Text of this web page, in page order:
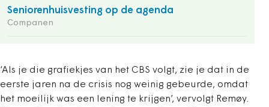
Seniorenhuisvesting op de agenda
Companen
‘Als je die grafiekjes van het CBS volgt, zie je dat in de
eerste jaren na de crisis nog weinig gebeurde, omdat
het moeilijk was een lening te krijgen’, vervolgt Remøy.